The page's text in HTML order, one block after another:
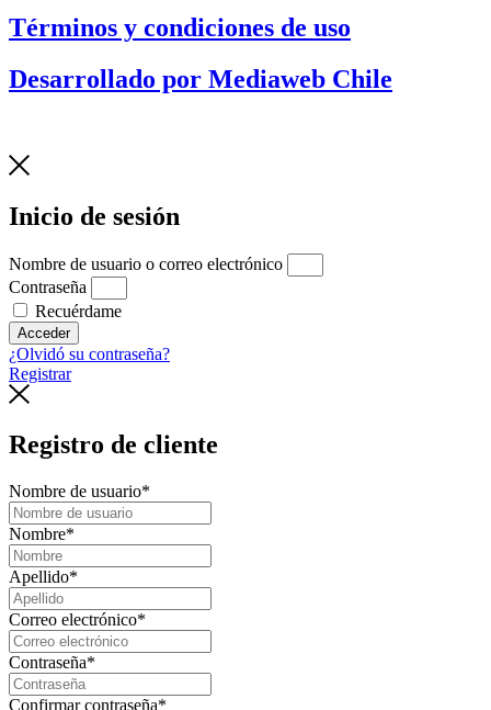
Términos y condiciones de uso
Desarrollado por Mediaweb Chile
Inicio de sesión
Nombre de usuario o correo electrónico
Contraseña
Recuérdame
Acceder
¿Olvidó su contraseña?
Registrar
Registro de cliente
Nombre de usuario*
Nombre*
Apellido*
Correo electrónico*
Contraseña*
Confirmar contraseña*